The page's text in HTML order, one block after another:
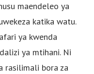
maendeleo ya
katika watu.
ya kwenda
ya mtihani. Ni
rasilimali bora za